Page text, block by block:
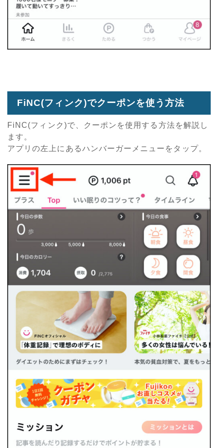
FiNC(フィンク)でクーポンを使う方法
FiNC(フィンク)で、クーポンを使用する方法を解説し
ます。
アプリの左上にあるハンバーガーメニューをタップ。